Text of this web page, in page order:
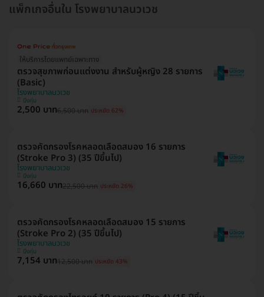
แพ็กเกจอื่นใน โรงพยาบาลนวเวช
ให้บริการโดยแพทย์เฉพาะทาง
ตรวจสุขภาพก่อนแต่งงาน สำหรับผู้หญิง 28 รายการ
(Basic)
โรงพยาบาลนวเวช
บึงกุ่ม
2,500 บาท6,500 บาท ประหยัด 62%
ตรวจคัดกรองโรคหลอดเลือดสมอง 16 รายการ
(Stroke Pro 3) (35 ปีขึ้นไป)
โรงพยาบาลนวเวช
บึงกุ่ม
16,660 บาท22,500 บาท ประหยัด 26%
ตรวจคัดกรองโรคหลอดเลือดสมอง 15 รายการ
(Stroke Pro 2) (35 ปีขึ้นไป)
โรงพยาบาลนวเวช
บึงกุ่ม
7,154 บาท12,500 บาท ประหยัด 43%